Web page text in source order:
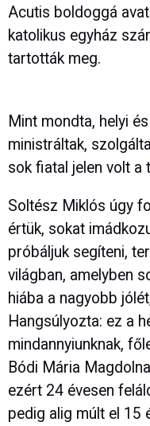
Acutis boldoggá
katolikus egyház
tartották meg.
Mint mondta, helyi
ministráltak,
sok fiatal jelen volt a
Soltész Miklós úgy
értük, sokat
próbáljuk segíteni,
világban, amelyben
hiába a nagyobb
Hangsúlyozta: ez a
mindannyiunknak,
Bódi Mária
ezért 24 évesen
pedig alig múlt el 15